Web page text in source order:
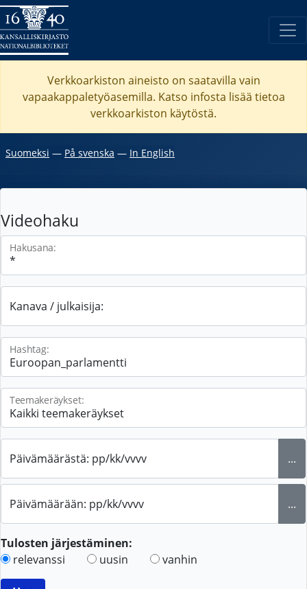
Verkkoarkiston aineisto on saatavilla vain
vapaakappaletyöasemilla. Katso infosta lisää tietoa
verkkoarkiston käytöstä.
Suomeksi ― På svenska ― In English
Videohaku
Hakusana:
Kanava / julkaisija:
Hashtag:
Teemakeräykset:
Päivämäärästä: pp/kk/vvvv ...
Päivämäärään: pp/kk/vvvv ...
Tulosten järjestäminen:
relevanssi
uusin vanhin